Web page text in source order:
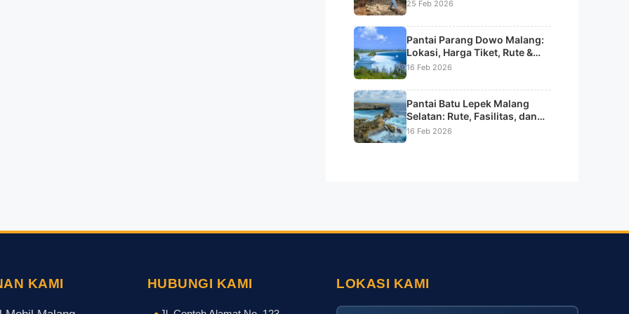
25 Feb 2026
Pantai Parang Dowo Malang:
Lokasi, Harga Tiket, Rute &
Daya Tarik Pantai Batu Karang
16 Feb 2026
Pantai Batu Lepek Malang
Selatan: Rute, Fasilitas, dan
Keindahan Alamnya
16 Feb 2026
KAMI HUBUNGI KAMI LOKASI KAMI